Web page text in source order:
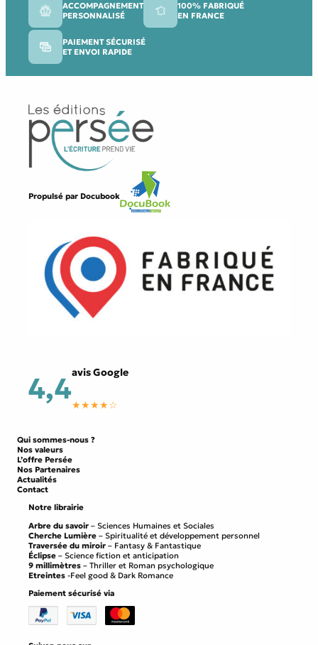
ACCOMPAGNEMENT
PERSONNALISÉ
100% FABRIQUÉ
EN FRANCE
PAIEMENT SÉCURISÉ
ET ENVOI RAPIDE
Propulsé par Docubook
4,4avis Google
★★★★☆
Qui sommes-nous ?
Nos valeurs
L’offre Persée
Nos Partenaires
Actualités
Contact
Notre librairie
Arbre du savoir – Sciences Humaines et Sociales
Cherche Lumière – Spiritualité et développement personnel
Traversée du miroir – Fantasy & Fantastique
Éclipse – Science fiction et anticipation
9 millimètres – Thriller et Roman psychologique
Etreintes -Feel good & Dark Romance
Paiement sécurisé via